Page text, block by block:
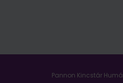
Pannon Kincstár